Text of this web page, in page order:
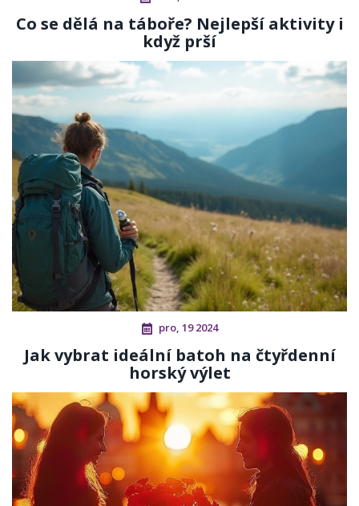
Co se dělá na táboře? Nejlepší aktivity i
když prší
pro, 19 2024
Jak vybrat ideální batoh na čtyřdenní
horský výlet